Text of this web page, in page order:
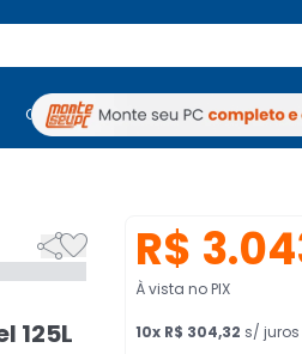
PC Gamer Computadores
Computadores Periféricos TV

125L
R$
À vista no PIX
10x R$ 304,32 s/ juros